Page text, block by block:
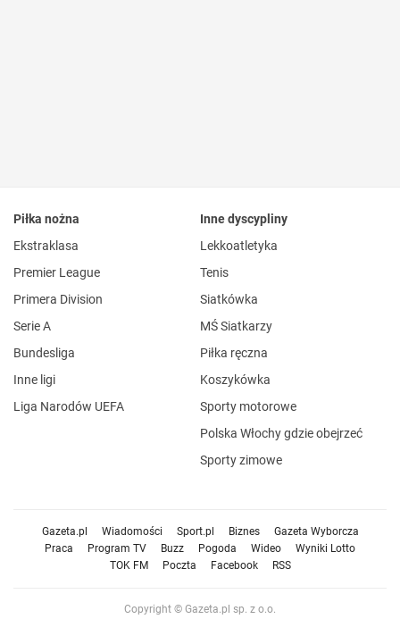
Piłka nożna
Ekstraklasa
Premier League
Primera Division
Serie A
Bundesliga
Inne ligi
Liga Narodów UEFA
Inne dyscypliny
Lekkoatletyka
Tenis
Siatkówka
MŚ Siatkarzy
Piłka ręczna
Koszykówka
Sporty motorowe
Polska Włochy gdzie obejrzeć
Sporty zimowe
Gazeta.pl Wiadomości Sport.pl Biznes
Gazeta Wyborcza
Praca
Program TV Buzz Pogoda Wideo
Wyniki Lotto
TOK FM
Poczta Facebook RSS
Copyright © Gazeta.pl sp. z o.o.